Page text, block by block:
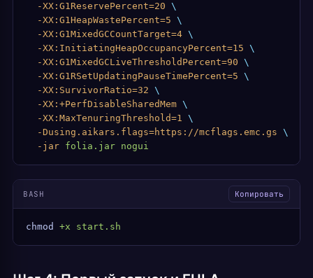
  -XX:G1ReservePercent=20
\
  -XX:G1HeapWastePercent=5
\
  -XX:G1MixedGCCountTarget=4
\
  -XX:InitiatingHeapOccupancyPercent=15
\
  -XX:G1MixedGCLiveThresholdPercent=90
\
  -XX:G1RSetUpdatingPauseTimePercent=5
\
  -XX:SurvivorRatio=32
\
  -XX:+PerfDisableSharedMem
\
  -XX:MaxTenuringThreshold=1
\
  -Dusing.aikars.flags=https://mcflags.emc.gs
\
  -jar
folia.jar nogui
BASH Копировать
chmod +x start.sh